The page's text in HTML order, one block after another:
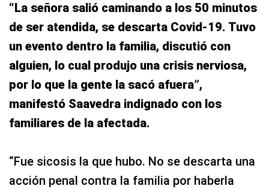
“La señora salió caminando a los 50 minutos
de ser atendida, se descarta Covid-19. Tuvo
un evento dentro la familia, discutió con
alguien, lo cual produjo una crisis nerviosa,
por lo que la gente la sacó afuera”,
manifestó Saavedra indignado con los
familiares de la afectada.
“Fue sicosis la que hubo. No se descarta una
acción penal contra la familia por haberla